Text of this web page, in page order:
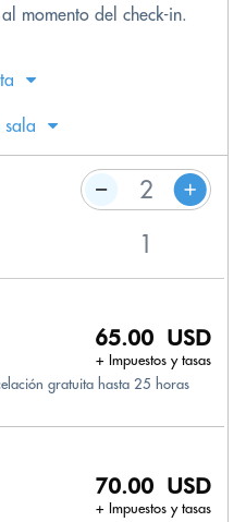
momento del check-in.
65.00 USD
+ Impuestos y tasas
gratuita hasta 25 horas
70.00 USD
+ Impuestos y tasas